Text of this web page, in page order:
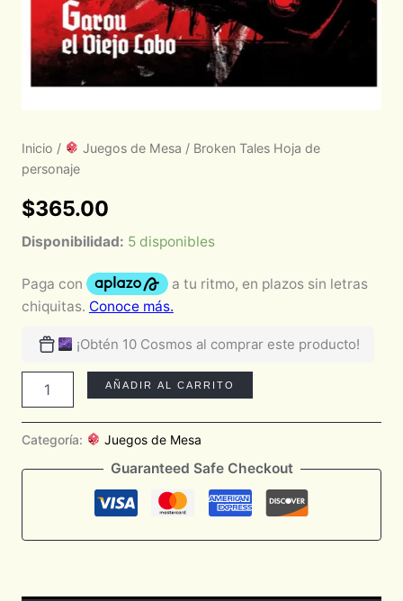
Inicio / Juegos de Mesa / Broken Tales Hoja de
personaje
$365.00
Disponibilidad: 5 disponibles
¡Obtén 10 Cosmos al comprar este producto!
AÑADIR AL CARRITO
Categoría: Juegos de Mesa
Guaranteed Safe Checkout